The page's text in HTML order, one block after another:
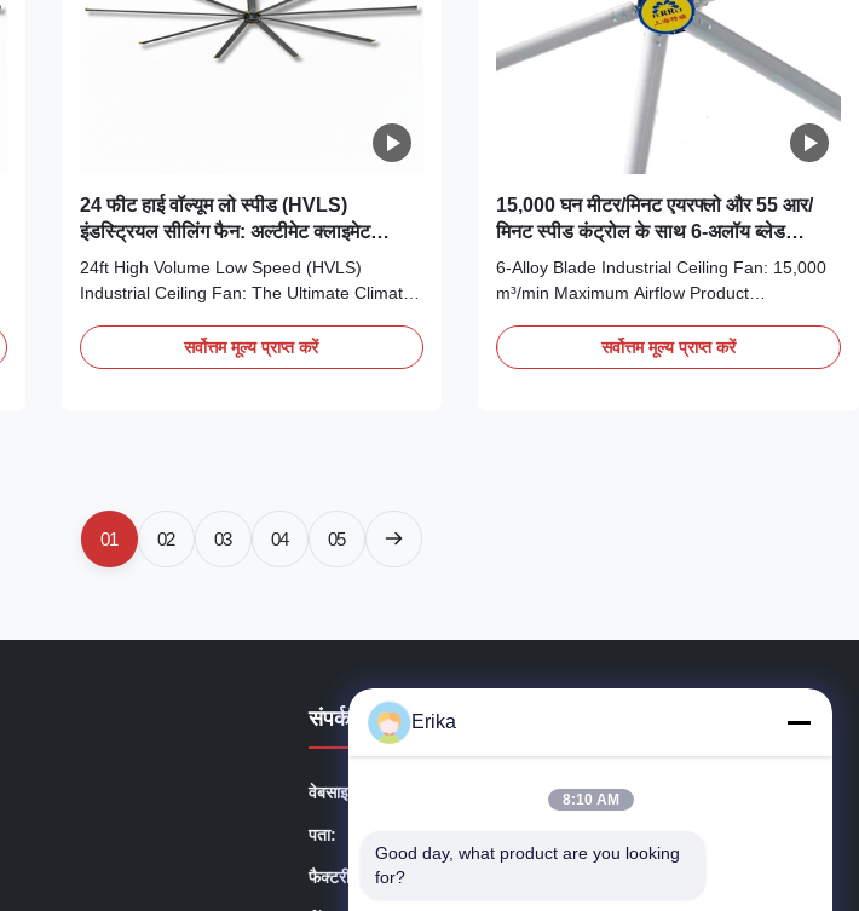
24 फीट हाई वॉल्यूम लो स्पीड (HVLS)
इंडस्ट्रियल सीलिंग फैन: अल्टीमेट क्लाइमेट
कंट्रोल सॉल्यूशन
24ft High Volume Low Speed (HVLS)
Industrial Ceiling Fan: The Ultimate Climate
Terrui 24ft HVLS industrial ceiling fan is a
premier climate control solution designed to
सर्वोत्तम मूल्य प्राप्त करें
15,000 घन मीटर/मिनट एयरफ्लो और 55 आर/
मिनट स्पीड कंट्रोल के साथ 6-अलॉय ब्लेड
औद्योगिक सीलिंग फैन
6-Alloy Blade Industrial Ceiling Fan: 15,000
m³/min Maximum Airflow Product
ceiling fan is a high-volume, low-speed
(HVLS) ventilation powerhouse specifically
सर्वोत्तम मूल्य प्राप्त करें
01 02 03 04 05
संपर्क विवरण
वेबसाइट: shanghaiterrui.com
पता:
फैक्टरी:
Erika
8:10 AM
Good day, what product are you looking
for?